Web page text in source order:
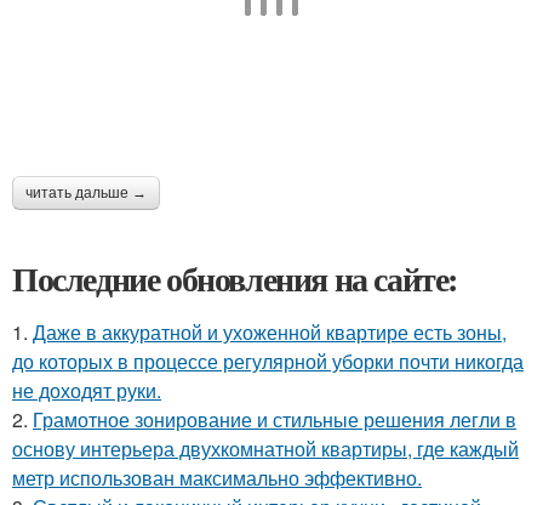
читать дальше →
Последние обновления на сайте:
1. Даже в аккуратной и ухоженной квартире есть зоны,
до которых в процессе регулярной уборки почти никогда
не доходят руки.
2. Грамотное зонирование и стильные решения легли в
основу интерьера двухкомнатной квартиры, где каждый
метр использован максимально эффективно.